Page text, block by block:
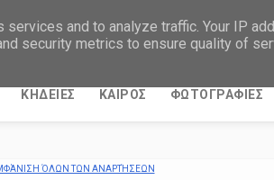
ΚΗΔΕΙΕΣ ΚΑΙΡΟΣ ΦΩΤΟΓΡΑΦΙΕΣ
ΌΛΩΝ ΤΩΝ ΑΝΑΡΤΉΣΕΩΝ
and to analyze traffic. Your IP
security metrics to ensure quality of